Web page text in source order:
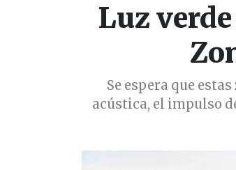
Luz
Se espera que
acústica, el impulso